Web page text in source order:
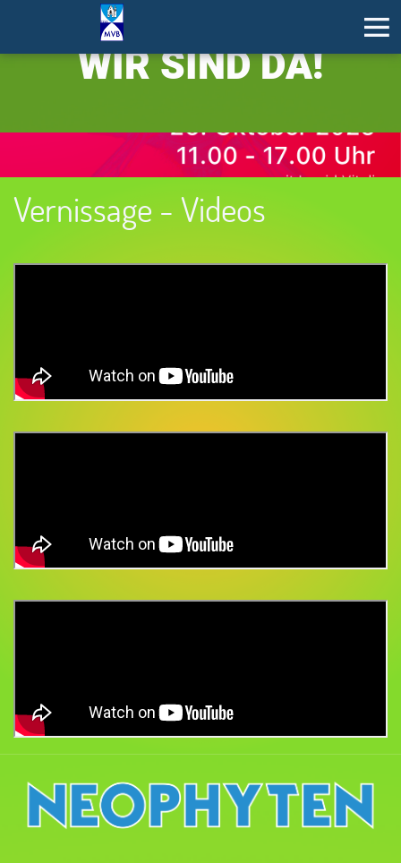
WIR SIND DA!
Vernissage - Videos